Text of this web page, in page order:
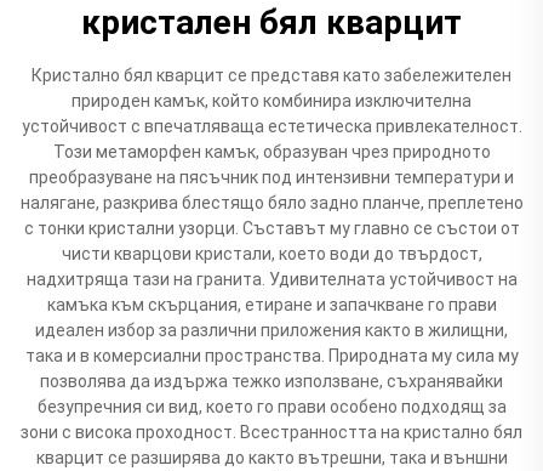
кристален бял кварцит
Кристално бял кварцит се представя като забележителен
природен камък, който комбинира изключителна
устойчивост с впечатляваща естетическа привлекателност.
Този метаморфен камък, образуван чрез природното
преобразуване на пясъчник под интензивни температури и
налягане, разкрива блестящо бяло задно планче, преплетено
с тонки кристални узорци. Съставът му главно се състои от
чисти кварцови кристали, което води до твърдост,
надхитряща тази на гранита. Удивителната устойчивост на
камъка към скърцания, етиране и запачкване го прави
идеален избор за различни приложения както в жилищни,
така и в комерсиални пространства. Природната му сила му
позволява да издържа тежко използване, съхранявайки
безупречния си вид, което го прави особено подходящ за
зони с висока проходност. Всестранността на кристално бял
кварцит се разширява до както вътрешни, така и външни